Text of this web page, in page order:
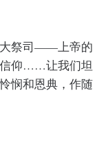
大祭司——上帝的
信仰……让我们坦
悯和恩典，作随